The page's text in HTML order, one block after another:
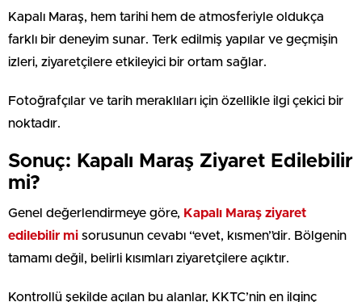
Kapalı Maraş, hem tarihi hem de atmosferiyle oldukça
farklı bir deneyim sunar. Terk edilmiş yapılar ve geçmişin
izleri, ziyaretçilere etkileyici bir ortam sağlar.
Fotoğrafçılar ve tarih meraklıları için özellikle ilgi çekici bir
noktadır.
Sonuç: Kapalı Maraş Ziyaret Edilebilir
mi?
Genel değerlendirmeye göre, Kapalı Maraş ziyaret
edilebilir mi sorusunun cevabı “evet, kısmen”dir. Bölgenin
tamamı değil, belirli kısımları ziyaretçilere açıktır.
Kontrollü şekilde açılan bu alanlar, KKTC’nin en ilginç